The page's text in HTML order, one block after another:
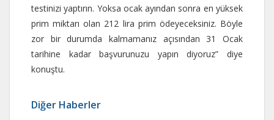
testinizi yaptırın. Yoksa ocak ayından sonra en yüksek
prim miktarı olan 212 lira prim ödeyeceksiniz. Böyle
zor bir durumda kalmamanız açısından 31 Ocak
tarihine kadar başvurunuzu yapın diyoruz” diye
konuştu.
Diğer Haberler